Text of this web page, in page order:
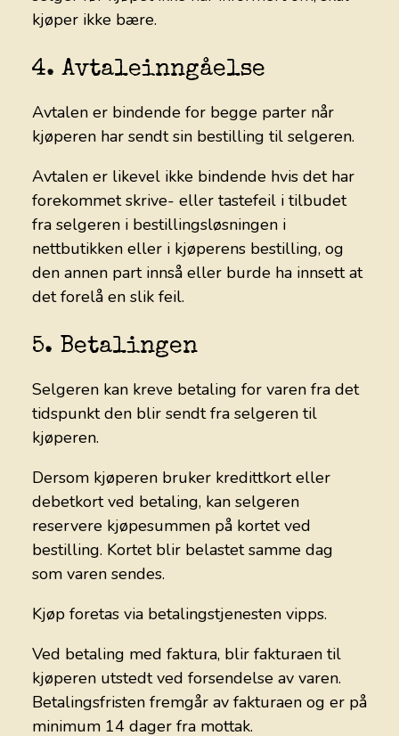
kjøper ikke bære.
4. Avtaleinngåelse
Avtalen er bindende for begge parter når
kjøperen har sendt sin bestilling til selgeren.
Avtalen er likevel ikke bindende hvis det har
forekommet skrive- eller tastefeil i tilbudet
fra selgeren i bestillingsløsningen i
nettbutikken eller i kjøperens bestilling, og
den annen part innså eller burde ha innsett at
det forelå en slik feil.
5. Betalingen
Selgeren kan kreve betaling for varen fra det
tidspunkt den blir sendt fra selgeren til
kjøperen.
Dersom kjøperen bruker kredittkort eller
debetkort ved betaling, kan selgeren
reservere kjøpesummen på kortet ved
bestilling. Kortet blir belastet samme dag
som varen sendes.
Kjøp foretas via betalingstjenesten vipps.
Ved betaling med faktura, blir fakturaen til
kjøperen utstedt ved forsendelse av varen.
Betalingsfristen fremgår av fakturaen og er på
minimum 14 dager fra mottak.